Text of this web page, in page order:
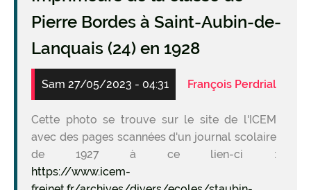
Pierre Bordes à Saint-Aubin-de-
Lanquais (24) en 1928
Sam 27/05/2023 - 04:31 François Perdrial
Cette photo se trouve sur le site de l'ICEM
avec des pages scannées d'un journal scolaire
de 1927 à ce lien-ci :
https://www.icem-